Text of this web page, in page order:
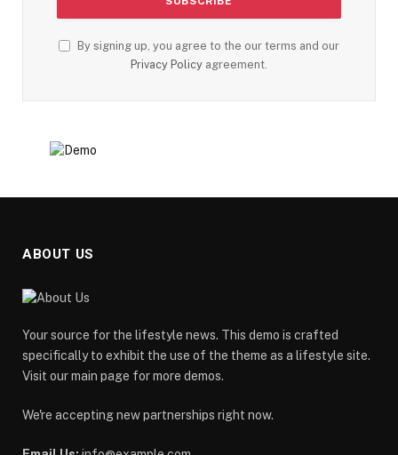
By signing up, you agree to the our terms and our
Privacy Policy agreement.
ABOUT US
Your source for the lifestyle news. This demo is crafted
specifically to exhibit the use of the theme as a lifestyle site.
Visit our main page for more demos.
We're accepting new partnerships right now.